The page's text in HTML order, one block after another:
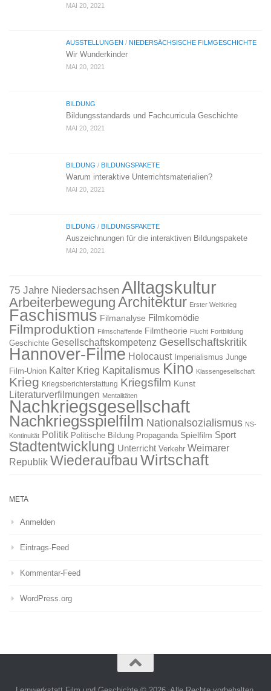
MAI 20, 2021
AUSSTELLUNGEN / NIEDERSÄCHSISCHE FILMGESCHICHTE
Wir Wunderkinder
MAI 20, 2021
BILDUNG
Bildungsstandards und Fachcurricula Geschichte
MAI 20, 2021
BILDUNG / BILDUNGSPAKETE
Warum interaktive Unterrichtsmaterialien?
MAI 20, 2021
BILDUNG / BILDUNGSPAKETE
Auszeichnungen für die interaktiven Bildungspakete
MAI 20, 2021
75 Jahre Niedersachsen Alltagskultur
Arbeiterbewegung Architektur Erster Weltkrieg
Faschismus Filmanalyse Filmkomödie
Filmproduktion Filmschaffende Filmtheorie Flucht Fortbildung
Geschichte Gesellschaftskompetenz Gesellschaftskritik
Hannover-Filme Holocaust Imperialismus Junge
Film-Union Kalter Krieg Kapitalismus Kino Klassengesellschaft
Krieg Kriegsberichterstattung Kriegsfilm Kunst
Literaturverfilmungen Mentalitäten
Nachkriegsgesellschaft
Nachkriegsspielfilm Nationalsozialismus NS-
Kontinuität Politik Politische Bildung Propaganda Spielfilm Sport
Stadtentwicklung Unterricht Verkehr Weimarer
Republik WiederaufbauWirtschaft
META
Anmelden
Eintrags-Feed
Kommentar-Feed
WordPress.org